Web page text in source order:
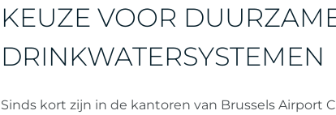
KEUZE VOOR
DRINKWATERSYSTEMEN
Sinds kort zijn in de kantoren van Brussels Airport